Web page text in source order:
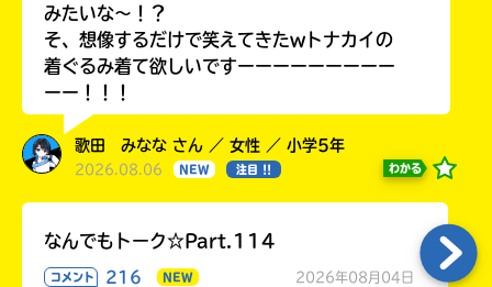
みたいな〜！？
そ、想像するだけで笑えてきたwトナカイの
着ぐるみ着て欲しいですーーーーーーーーー
ーー！！！
歌田 みなな さん ／ 女性 ／ 小学5年
2026.08.06 NEW 注目 !! わかる
なんでもトーク☆Part.114
コメント 216 NEW 2026年08月04日